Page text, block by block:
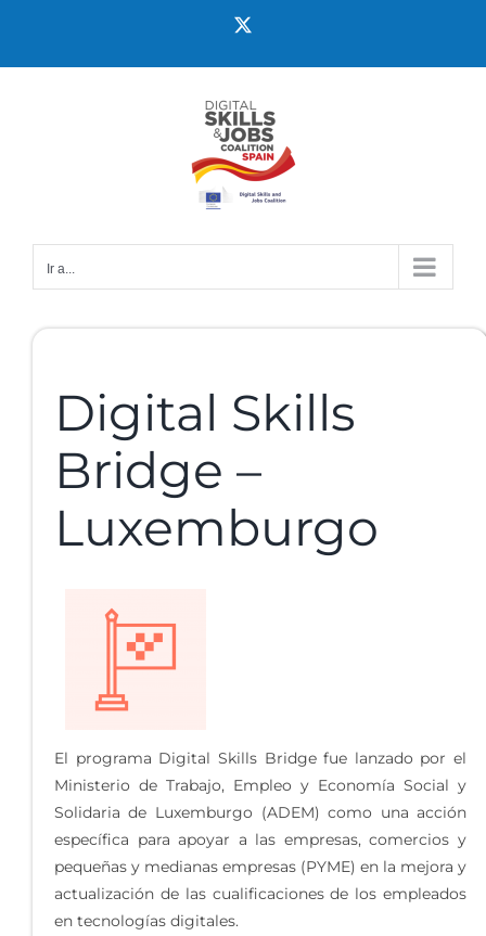
Ir a...
Digital Skills
Bridge –
Luxemburgo
El programa Digital Skills Bridge fue lanzado por el
Ministerio de Trabajo, Empleo y Economía Social y
Solidaria de Luxemburgo (ADEM) como una acción
específica para apoyar a las empresas, comercios y
pequeñas y medianas empresas (PYME) en la mejora y
actualización de las cualificaciones de los empleados
en tecnologías digitales.